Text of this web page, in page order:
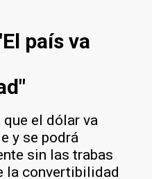
país va
el dólar va
y se podrá
sin las trabas
la convertibilidad